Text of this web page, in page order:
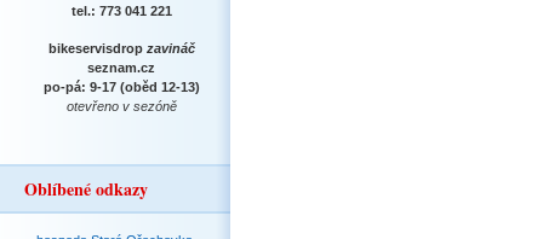
tel.: 773 041 221
bikeservisdrop zavináč
seznam.cz
po-pá: 9-17 (oběd 12-13)
otevřeno v sezóně
Oblíbené odkazy